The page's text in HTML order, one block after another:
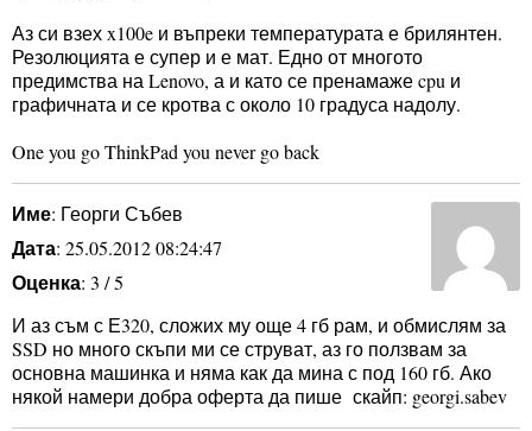
Аз си взех x100e и въпреки температурата е брилянтен.
Резолюцията е супер и е мат. Едно от многото
предимства на Lenovo, а и като се пренамаже cpu и
графичната и се кротва с около 10 градуса надолу.
One you go ThinkPad you never go back
Име: Георги Събев
Дата: 25.05.2012 08:24:47
Оценка: 3 / 5
И аз съм с Е320, сложих му още 4 гб рам, и обмислям за
SSD но много скъпи ми се струват, аз го ползвам за
основна машинка и няма как да мина с под 160 гб. Ако
някой намери добра оферта да пише скайп: georgi.sabev